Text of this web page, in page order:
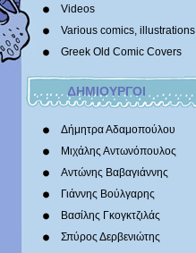
Videos
Various comics,
Greek Old Comic Covers
ΔΗΜΙΟΥΡΓΟΙ
Δήμητρα Αδαμοπούλου
Μιχάλης Αντωνόπουλος
Αντώνης Βαβαγιάννης
Γιάννης Βούλγαρης
Βασίλης Γκογκτζιλάς
Σπύρος Δερβενιώτης